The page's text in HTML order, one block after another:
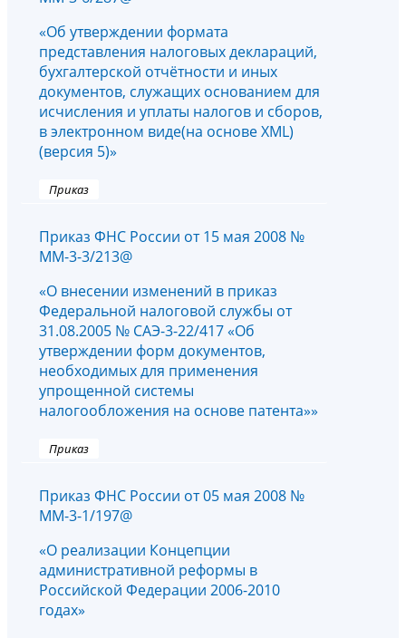
«Об утверждении формата
представления налоговых деклараций,
бухгалтерской отчётности и иных
документов, служащих основанием для
исчисления и уплаты налогов и сборов,
в электронном виде(на основе XML)
(версия 5)»
Приказ
Приказ ФНС России от 15 мая 2008 №
ММ-3-3/213@
«О внесении изменений в приказ
Федеральной налоговой службы от
31.08.2005 № САЭ-3-22/417 «Об
утверждении форм документов,
необходимых для применения
упрощенной системы
налогообложения на основе патента»»
Приказ
Приказ ФНС России от 05 мая 2008 №
ММ-3-1/197@
«О реализации Концепции
административной реформы в
Российской Федерации 2006-2010
годах»